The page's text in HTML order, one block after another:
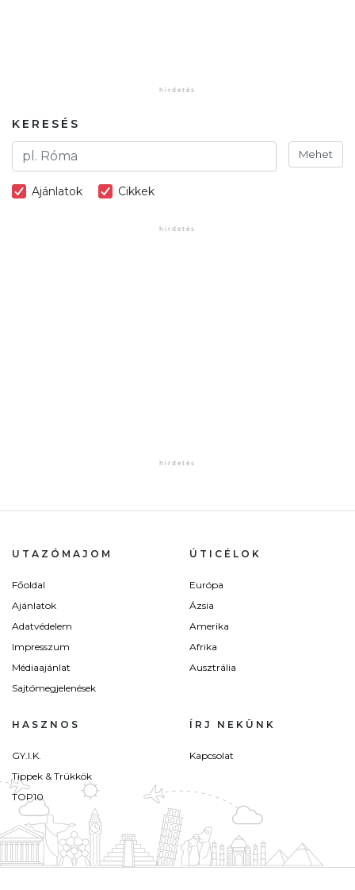
KERESÉS
Mehet
Ajánlatok Cikkek
UTAZÓMAJOM
Főoldal
Ajánlatok
Adatvédelem
Impresszum
Médiaajánlat
Sajtómegjelenések
ÚTICÉLOK
Európa
Ázsia
Amerika
Afrika
Ausztrália
HASZNOS
GY.I.K.
Tippek & Trükkök
TOP10
ÍRJ NEKÜNK
Kapcsolat